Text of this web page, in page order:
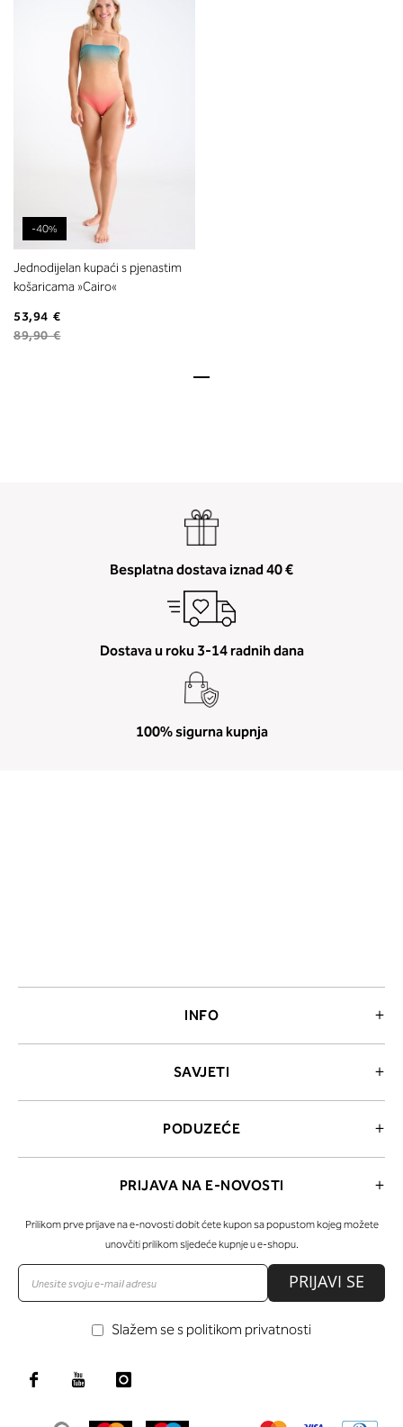
-40%
Jednodijelan kupaći s pjenastim
košaricama »Cairo«
53,94 €
89,90 €
Besplatna dostava iznad 40 €
Dostava u roku 3-14 radnih dana
100% sigurna kupnja
INFO
SAVJETI
PODUZEĆE
PRIJAVA NA E-NOVOSTI
Prilikom prve prijave na e-novosti dobit ćete kupon sa popustom kojeg možete
unovčiti prilikom sljedeće kupnje u e-shopu.
PRIJAVI SE
Slažem se s politikom privatnosti